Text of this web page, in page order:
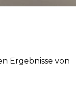
Ergebnisse von